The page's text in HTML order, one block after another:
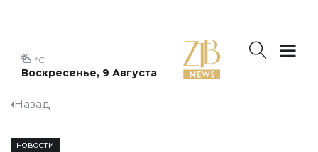
Воскресенье, 9 Августа
°C
Назад
НОВОСТИ